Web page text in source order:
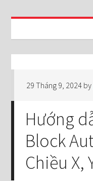
29 Tháng 9, 2024 by
Hướng
Block
Chiều X,